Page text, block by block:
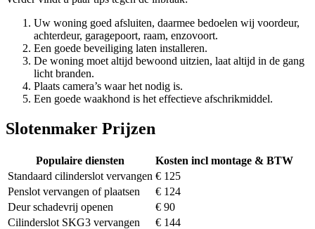
Uw woning goed afsluiten, daarmee bedoelen wij voordeur,
achterdeur, garagepoort, raam, enzovoort.
Een goede beveiliging laten installeren.
De woning moet altijd bewoond uitzien, laat altijd in de gang
licht branden.
Plaats camera’s waar het nodig is.
Een goede waakhond is het effectieve afschrikmiddel.
Slotenmaker Prijzen
Populaire diensten
Kosten incl montage & BTW
Standaard cilinderslot vervangen € 125
Penslot vervangen of plaatsen
€ 124
Deur schadevrij openen
€ 90
Cilinderslot SKG3 vervangen
€ 144